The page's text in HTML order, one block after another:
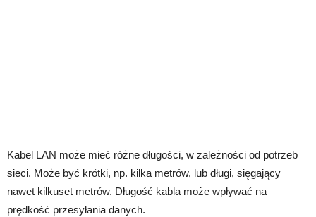
Kabel LAN może mieć różne długości, w zależności od potrzeb
sieci. Może być krótki, np. kilka metrów, lub długi, sięgający
nawet kilkuset metrów. Długość kabla może wpływać na
prędkość przesyłania danych.